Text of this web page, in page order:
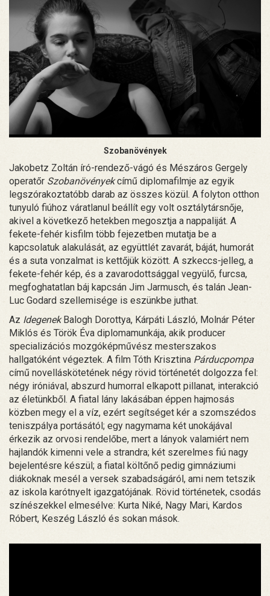
Szobanövények
Jakobetz Zoltán író-rendező-vágó és Mészáros Gergely
operatőr Szobanövényekcímű diplomafilmje az egyik
legszórakoztatóbb darab az összes közül. A folyton otthon
tunyuló fiúhoz váratlanul beállít egy volt osztálytársnője,
akivel a következő hetekben megosztja a nappaliját. A
fekete-fehér kisfilm több fejezetben mutatja be a
kapcsolatuk alakulását, az együttlét zavarát, báját, humorát
és a suta vonzalmat is kettőjük között. A szkeccs-jelleg, a
fekete-fehér kép, és a zavarodottsággal vegyülő, furcsa,
megfoghatatlan báj kapcsán Jim Jarmusch, és talán Jean-
Luc Godard szellemisége is eszünkbe juthat.
Az IdegenekBalogh Dorottya, Kárpáti László, Molnár Péter
Miklós és Török Éva diplomamunkája, akik producer
specializációs mozgóképművész mesterszakos
hallgatóként végeztek. A film Tóth Krisztina Párducpompa
című novelláskötetének négy rövid történetét dolgozza fel:
négy iróniával, abszurd humorral elkapott pillanat, interakció
az életünkből. A fiatal lány lakásában éppen hajmosás
közben megy el a víz, ezért segítséget kér a szomszédos
teniszpálya portásától; egy nagymama két unokájával
érkezik az orvosi rendelőbe, mert a lányok valamiért nem
hajlandók kimenni vele a strandra; két szerelmes fiú nagy
bejelentésre készül; a fiatal költőnő pedig gimnáziumi
diákoknak mesél a versek szabadságáról, ami nem tetszik
az iskola karótnyelt igazgatójának. Rövid történetek, csodás
színészekkel elmesélve: Kurta Niké, Nagy Mari, Kardos
Róbert, Keszég László és sokan mások.